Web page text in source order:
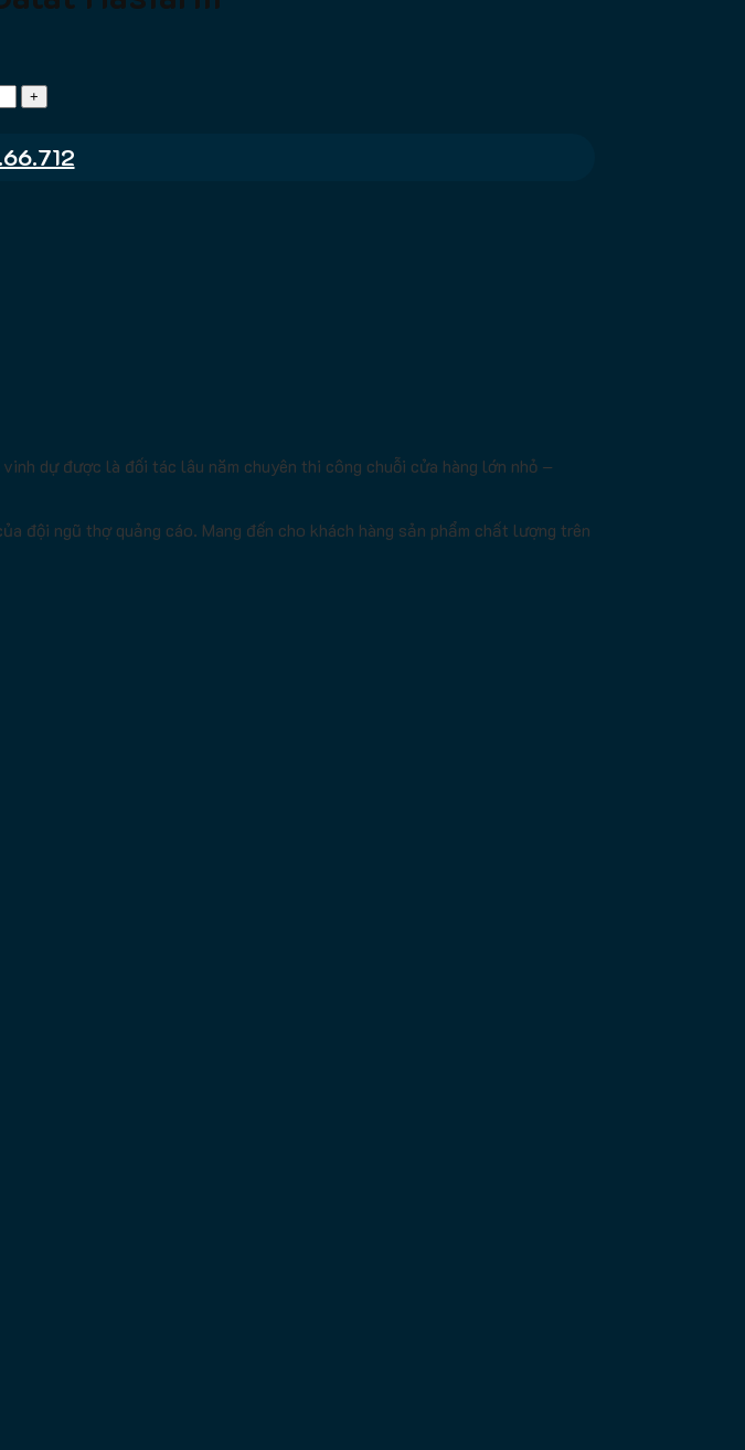
dự được là đối tác lâu năm chuyên thi công chuỗi cửa hàng lớn nhỏ –
đội ngũ thợ quảng cáo. Mang đến cho khách hàng sản phẩm chất lượng trên